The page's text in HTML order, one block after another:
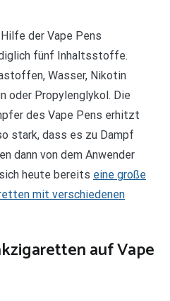
der Vape Pens
fünf Inhaltsstoffe.
Wasser, Nikotin
oder Propylenglykol. Die
des Vape Pens erhitzt
stark, dass es zu Dampf
dann von dem Anwender
heute bereits eine große
mit verschiedenen
auf Vape